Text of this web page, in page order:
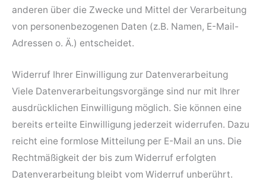
anderen über die Zwecke und Mittel der Verarbeitung
von personenbezogenen Daten (z.B. Namen, E-Mail-
Adressen o. Ä.) entscheidet.
Widerruf Ihrer Einwilligung zur Datenverarbeitung
Viele Datenverarbeitungsvorgänge sind nur mit Ihrer
ausdrücklichen Einwilligung möglich. Sie können eine
bereits erteilte Einwilligung jederzeit widerrufen. Dazu
reicht eine formlose Mitteilung per E-Mail an uns. Die
Rechtmäßigkeit der bis zum Widerruf erfolgten
Datenverarbeitung bleibt vom Widerruf unberührt.